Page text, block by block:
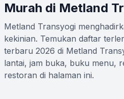
Murah di Metland
Metland Transyogi
kekinian. Temukan daftar
terbaru 2026 di Metland
lantai, jam buka, buku menu,
restoran di halaman ini.